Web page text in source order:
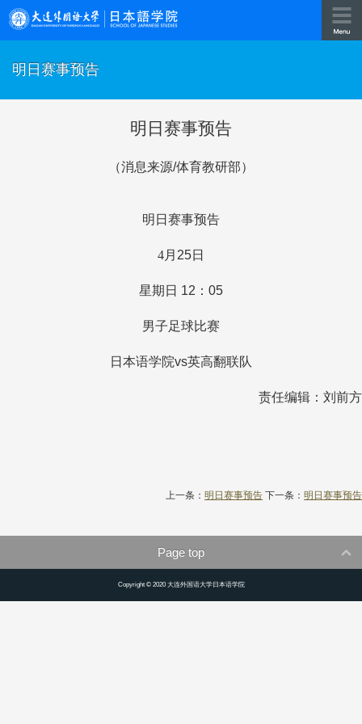
明日赛事预告
明日赛事预告
（消息来源/体育教研部）
明日赛事预告
4月 25日
星期日 12 ： 05
男子足球比赛
日本语学院vs英高翻联队
责任编辑：刘前方
上一条： 明日赛事预告 下一条： 明日赛事预告
Page top
Copyright © 2020 大连外国语大学日本语学院